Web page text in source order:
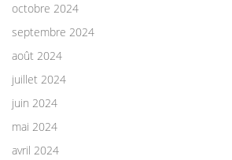
octobre 2024
septembre 2024
août 2024
juillet 2024
juin 2024
mai 2024
avril 2024